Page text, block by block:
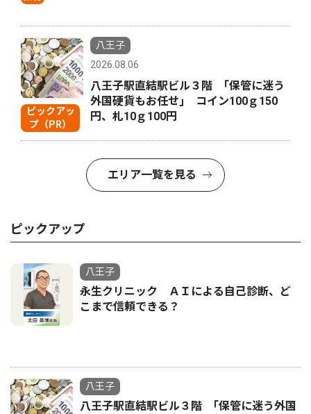
ピックアッ
プ（PR）
八王子
2026.08.06
八王子駅直結駅ビル３階 ｢保管に迷う
外国硬貨もお任せ｣ コイン100ｇ150
円、札10ｇ100円
エリア一覧を見る
ピックアップ
八王子
永生クリニック ＡＩによる自己診断、ど
こまで信頼できる？
八王子
八王子駅直結駅ビル３階 ｢保管に迷う外国